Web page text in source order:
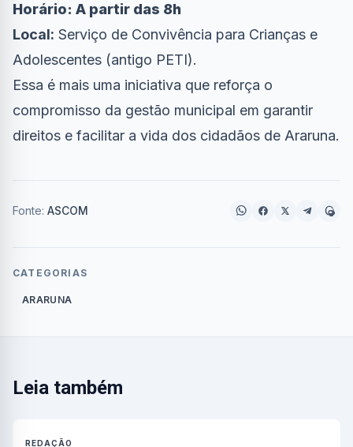
Horário: A partir das 8h
Local: Serviço de Convivência para Crianças e
Adolescentes (antigo PETI).
Essa é mais uma iniciativa que reforça o
compromisso da gestão municipal em garantir
direitos e facilitar a vida dos cidadãos de Araruna.
Fonte: ASCOM
CATEGORIAS
ARARUNA
Leia também
REDAÇÃO